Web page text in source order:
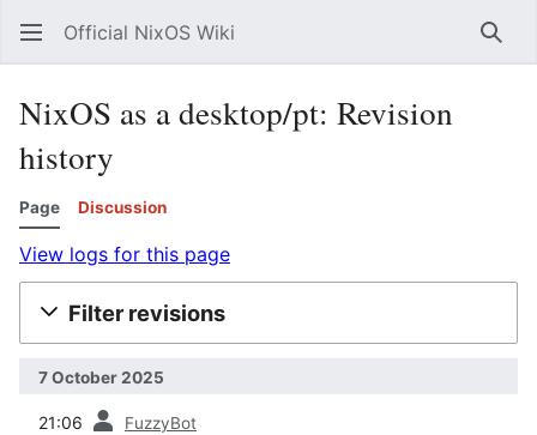
Official NixOS Wiki
NixOS as a desktop/pt: Revision
history
Page Discussion
View logs for this page
Filter revisions
7 October 2025
21:06 FuzzyBot